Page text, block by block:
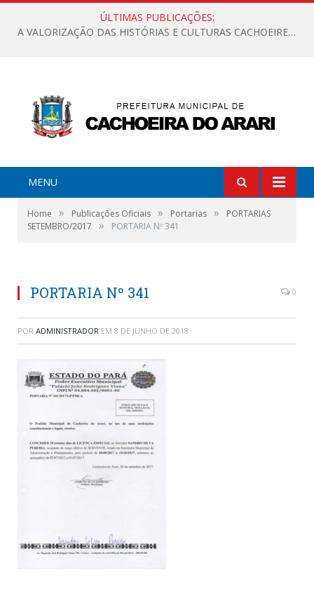
ÚLTIMAS PUBLICAÇÕES:
A VALORIZAÇÃO DAS HISTÓRIAS E CULTURAS CACHOEIRENSES
MENU
Home » Publicações Oficiais » Portarias »
PORTARIAS
SETEMBRO/2017
» PORTARIA Nº 341
PORTARIA Nº 341 0
POR ADMINISTRADOR EM 8 DE JUNHO DE 2018